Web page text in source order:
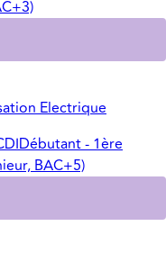
Electrique
Débutant - 1ère
BAC+5)